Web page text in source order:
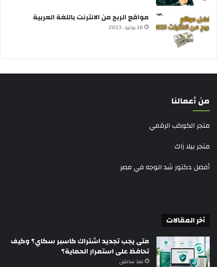
مواقع الربح من الانترنت باللغة العربية
18 يونيو، 2023
من أعمالنا
متجر الكوكب الرقمي
متجر بيلا زاك
أفضل دكتور شد الوجه في مصر
أخر المقالات
متى يجب تجديد اشتراك كاسبر سكاي؟ وكيف
تحافظ على استمرار الحماية؟
منذ ساعتين